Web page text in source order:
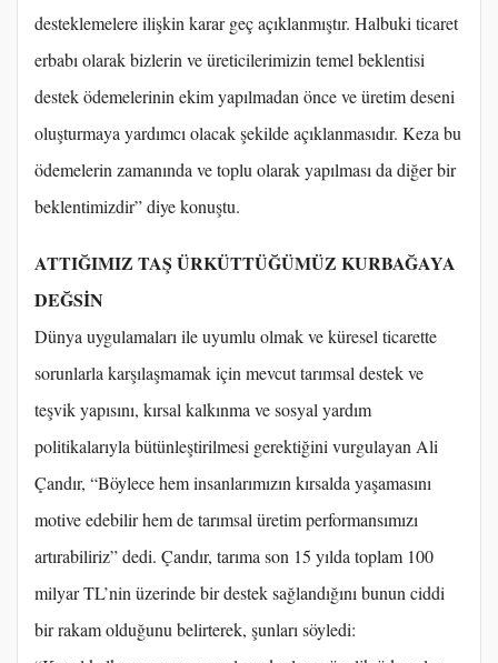
desteklemelere ilişkin karar geç açıklanmıştır. Halbuki ticaret
erbabı olarak bizlerin ve üreticilerimizin temel beklentisi
destek ödemelerinin ekim yapılmadan önce ve üretim deseni
oluşturmaya yardımcı olacak şekilde açıklanmasıdır. Keza bu
ödemelerin zamanında ve toplu olarak yapılması da diğer bir
beklentimizdir” diye konuştu.
ATTIĞIMIZ TAŞ ÜRKÜTTÜĞÜMÜZ KURBAĞAYA
DEĞSİN
Dünya uygulamaları ile uyumlu olmak ve küresel ticarette
sorunlarla karşılaşmamak için mevcut tarımsal destek ve
teşvik yapısını, kırsal kalkınma ve sosyal yardım
politikalarıyla bütünleştirilmesi gerektiğini vurgulayan Ali
Çandır, “Böylece hem insanlarımızın kırsalda yaşamasını
motive edebilir hem de tarımsal üretim performansımızı
artırabiliriz” dedi. Çandır, tarıma son 15 yılda toplam 100
milyar TL’nin üzerinde bir destek sağlandığını bunun ciddi
bir rakam olduğunu belirterek, şunları söyledi: